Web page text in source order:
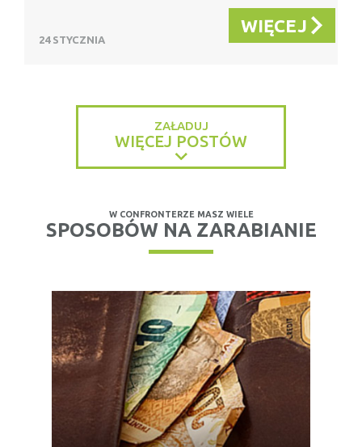
24 STYCZNIA
WIĘCEJ
ZAŁADUJ
WIĘCEJ POSTÓW
W CONFRONTERZE MASZ WIELE
SPOSOBÓW NA ZARABIANIE